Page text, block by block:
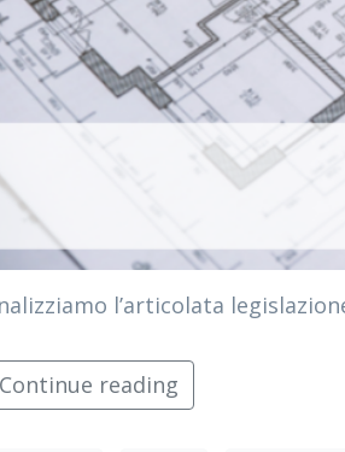
l’articolata
Continue reading